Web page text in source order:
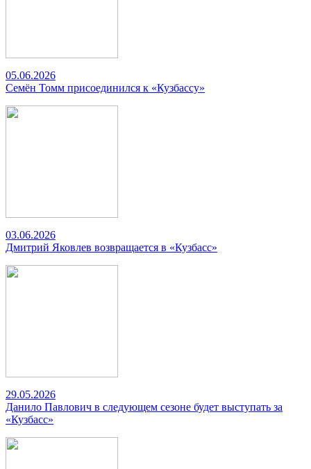
05.06.2026
Семён Томм присоединился к «Кузбассу»
03.06.2026
Дмитрий Яковлев возвращается в «Кузбасс»
29.05.2026
Данило Павлович в следующем сезоне будет выступать за
«Кузбасс»